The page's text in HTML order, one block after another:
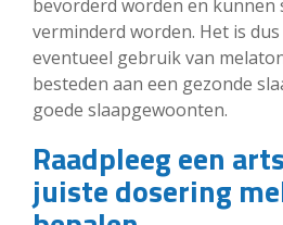
bevorderd worden en kunnen
verminderd worden. Het is
eventueel gebruik van
besteden aan een gezonde
goede slaapgewoonten.
Raadpleeg een
juiste dosering